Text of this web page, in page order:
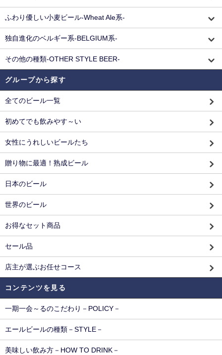
ふわり優しい小麦ビール-Wheat Ale系-
独自進化のベルギー系-BELGIUM系-
その他の種類-OTHER STYLE BEER-
グループから探す
全てのビール一覧
初めてでも飲みやす～い
女性にうれしいビールたち
贈り物に最適！熟成ビール
日本のビール
世界のビール
お得なセット商品
セール品
店主が選ぶお任せコース
コンテンツを見る
一期一会～るのこだわり－POLICY－
エールビールの種類－STYLE－
美味しい飲み方－HOW TO DRINK－